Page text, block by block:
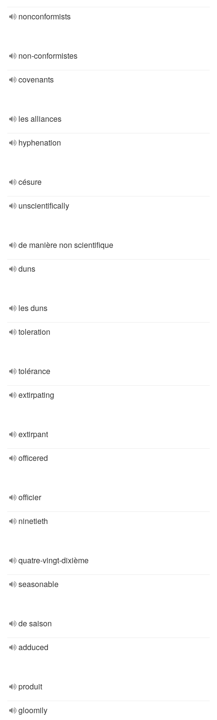
nonconformists
non-conformistes
covenants
les alliances
hyphenation
césure
unscientifically
de manière non scientifique
duns
les duns
toleration
tolérance
extirpating
extirpant
officered
officier
ninetieth
quatre-vingt-dixième
seasonable
de saison
adduced
produit
gloomily